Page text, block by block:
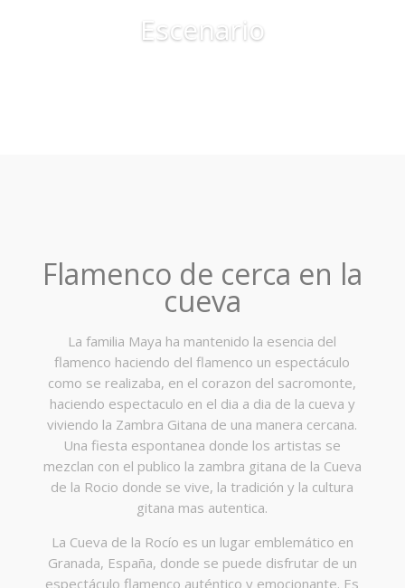
Escenario
Flamenco de cerca en la
cueva
La familia Maya ha mantenido la esencia del
flamenco haciendo del flamenco un espectáculo
como se realizaba, en el corazon del sacromonte,
haciendo espectaculo en el dia a dia de la cueva y
viviendo la Zambra Gitana de una manera cercana.
Una fiesta espontanea donde los artistas se
mezclan con el publico la zambra gitana de la Cueva
de la Rocio donde se vive, la tradición y la cultura
gitana mas autentica.
La Cueva de la Rocío es un lugar emblemático en
Granada, España, donde se puede disfrutar de un
espectáculo flamenco auténtico y emocionante. Es